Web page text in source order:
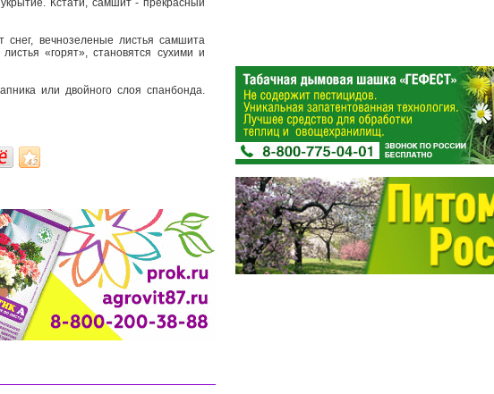
Кстати, самшит - прекрасный
вечнозеленые листья самшита
«горят», становятся сухими и
или двойного слоя спанбонда.